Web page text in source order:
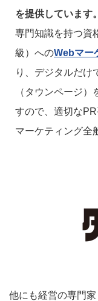
を提供しています。
専門知識を持つ資
級）へのWebマー
り、デジタルだけ
（タウンページ
すので、適切な
マーケティング全
他にも経営の専門